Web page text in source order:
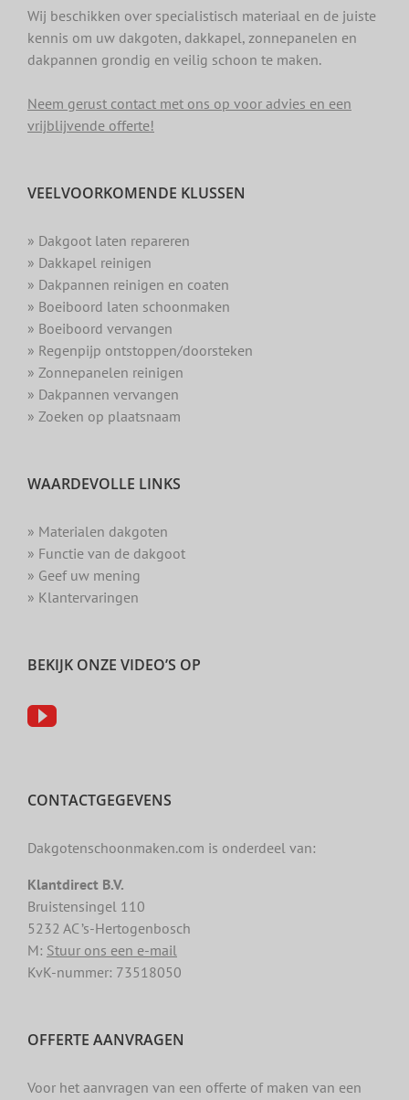
Wij beschikken over specialistisch materiaal en de juiste
kennis om uw dakgoten, dakkapel, zonnepanelen en
dakpannen grondig en veilig schoon te maken.
Neem gerust contact met ons op voor advies en een
vrijblijvende offerte!
VEELVOORKOMENDE KLUSSEN
» Dakgoot laten repareren
» Dakkapel reinigen
» Dakpannen reinigen en coaten
» Boeiboord laten schoonmaken
» Boeiboord vervangen
» Regenpijp ontstoppen/doorsteken
» Zonnepanelen reinigen
» Dakpannen vervangen
» Zoeken op plaatsnaam
WAARDEVOLLE LINKS
» Materialen dakgoten
» Functie van de dakgoot
» Geef uw mening
» Klantervaringen
BEKIJK ONZE VIDEO’S OP
CONTACTGEGEVENS
Dakgotenschoonmaken.com is onderdeel van:
Klantdirect B.V.
Bruistensingel 110
5232 AC ’s-Hertogenbosch
M: Stuur ons een e-mail
KvK-nummer: 73518050
OFFERTE AANVRAGEN
Voor het aanvragen van een offerte of maken van een